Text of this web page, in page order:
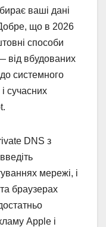
ваші дані
що в 2026
способи
від вбудованих
системного
сучасних
DNS з
мережі, і
браузерах
Apple і